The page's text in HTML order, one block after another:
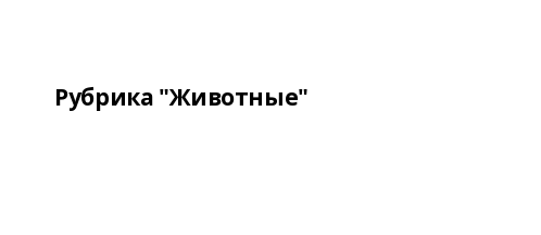
Рубрика "Животные"